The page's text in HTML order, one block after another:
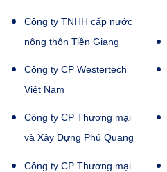
Công ty TNHH cấp nước
nông thôn Tiền Giang
Công ty CP Westertech
Việt Nam
Công ty CP Thương mại
và Xây Dựng Phú Quang
Công ty CP Thương mại